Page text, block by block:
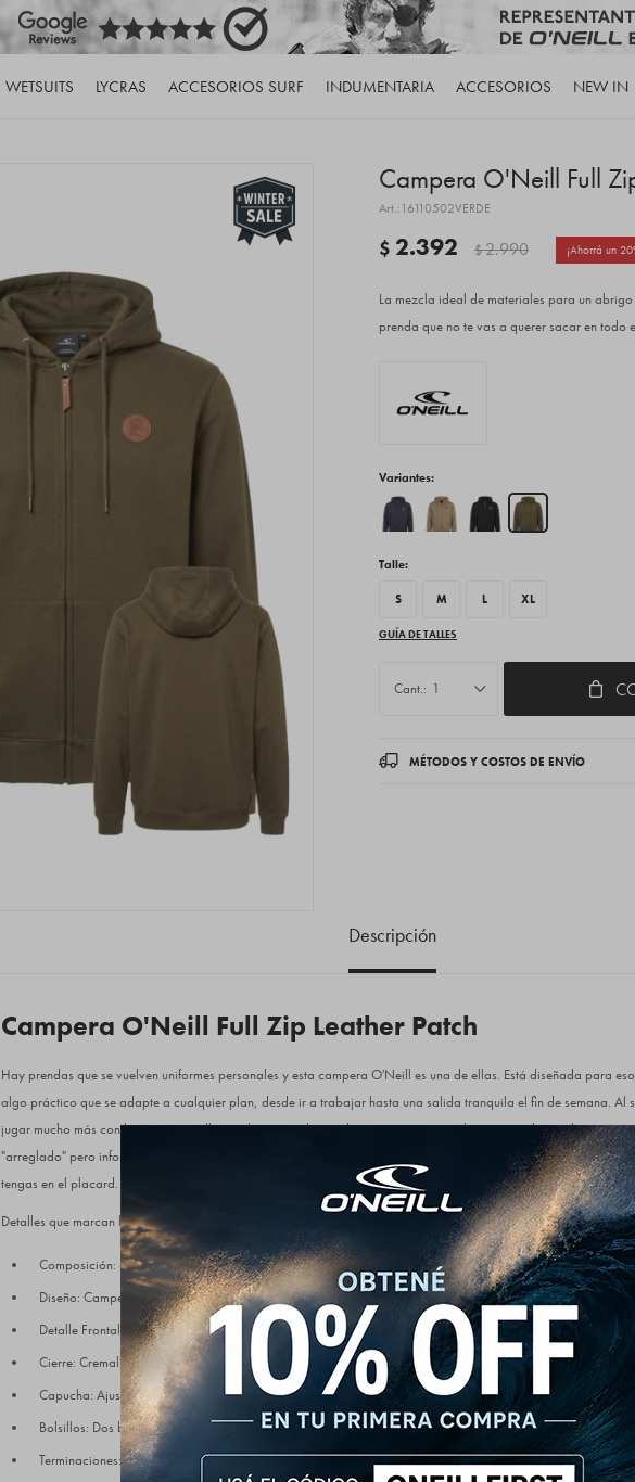
WETSUITS LYCRAS ACCESORIOS SURF INDUMENTARIA ACCESORIOS NEW IN
Campera O'Neill Full
16110502VERDE
$ 2.392 $2.990 20
La mezcla ideal de materiales para un
prenda que no te vas a querer sacar en todo
Variantes:
Talle:
S M L XL
GUÍA DE TALLES
1
MÉTODOS Y COSTOS DE ENVÍO
Descripción
Campera O'Neill Full Zip Leather Patch
Hay prendas que se vuelven uniformes personales y esta campera O'Neill es una de ellas. Está diseñada para
algo práctico que se adapte a cualquier plan, desde ir a trabajar hasta una salida tranquila el fin de semana. Al
jugar mucho más con las capas que lleves abajo; queda muy bien con una remera básica o incluso sobre una
"arreglado" pero informal. Los colores tierra, el azul marino y el negro clásico aseguran que combine con
tengas en el placard.
Detalles que marcan la diferencia:
Composición: 60% Algodón, 40% Poliéster (Frisa liviana de alta resistencia).
Diseño: Campera abierta con cierre frontal completo.
Detalle Frontal: Parche circular en cuero sintético con logo O'Neill grabado en el pecho izquierdo.
Cierre: Cremallera metálica reforzada con tirador de cuero.
Capucha: Ajustable con cordones redondos y terminales metálicas.
Bolsillos: Dos bolsillos frontales laterales de fácil acceso.
Terminaciones: Puños y cintura en rib acanalado para un mejor ajuste térmico.